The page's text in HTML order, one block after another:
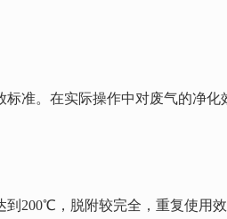
准。在实际操作中对废气的净化
，脱附较完全，重复使用效